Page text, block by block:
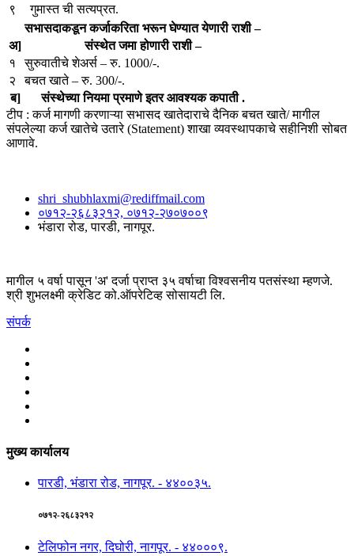
९
गुमास्त ची सत्यप्रत.
सभासदाकडून कर्जाकरिता भरून घेण्यात येणारी राशी –
अ]
संस्थेत जमा होणारी राशी –
१
सुरुवातीचे शेअर्स – रु. 1000/-.
२
बचत खाते – रु. 300/-.
ब]
संस्थेच्या नियमा प्रमाणे इतर आवश्यक कपाती .
टीप : कर्ज मागणी करणाऱ्या सभासद खातेदाराचे दैनिक बचत खाते/ मागील
संपलेल्या कर्ज खातेचे उतारे (Statement) शाखा व्यवस्थापकाचे सहीनिशी सोबत
आणावे.
shri_shubhlaxmi@rediffmail.com
०७१२-२६८३२१२, ०७१२-२७०७००९
भंडारा रोड, पारडी, नागपूर.
मागील ५ वर्षा पासून 'अ' दर्जा प्राप्त ३५ वर्षाचा विश्वसनीय पतसंस्था म्हणजे.
श्री शुभलक्ष्मी क्रेडिट को.ऑपरेटिव्ह सोसायटी लि.
संपर्क
मुख्य कार्यालय
पारडी, भंडारा रोड, नागपूर. - ४४००३५.
०७१२-२६८३२१२
टेलिफोन नगर, दिघोरी, नागपूर. - ४४०००९.